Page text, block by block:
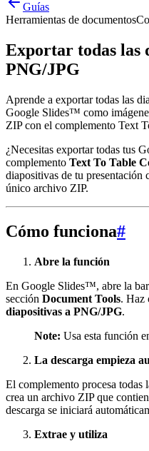
Guías
Herramientas de documentos
Exportar todas las
PNG/JPG
Aprende a exportar todas las
Google Slides™ como
ZIP con el complemento Text
¿Necesitas exportar todas tus
complemento Text To Table
diapositivas de tu presentación
único archivo ZIP.
Cómo funciona#
Abre la función
En Google Slides™, abre la
sección Document Tools. Haz
diapositivas a PNG/JPG.
Note: Usa esta función
La descarga empieza
El complemento procesa todas
crea un archivo ZIP que
descarga se iniciará
Extrae y utiliza